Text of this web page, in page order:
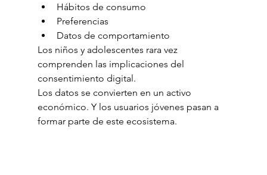
Hábitos de consumo
Preferencias
Datos de comportamiento
Los niños y adolescentes rara vez
comprenden las implicaciones del
consentimiento digital.
Los datos se convierten en un activo
económico. Y los usuarios jóvenes pasan a
formar parte de este ecosistema.